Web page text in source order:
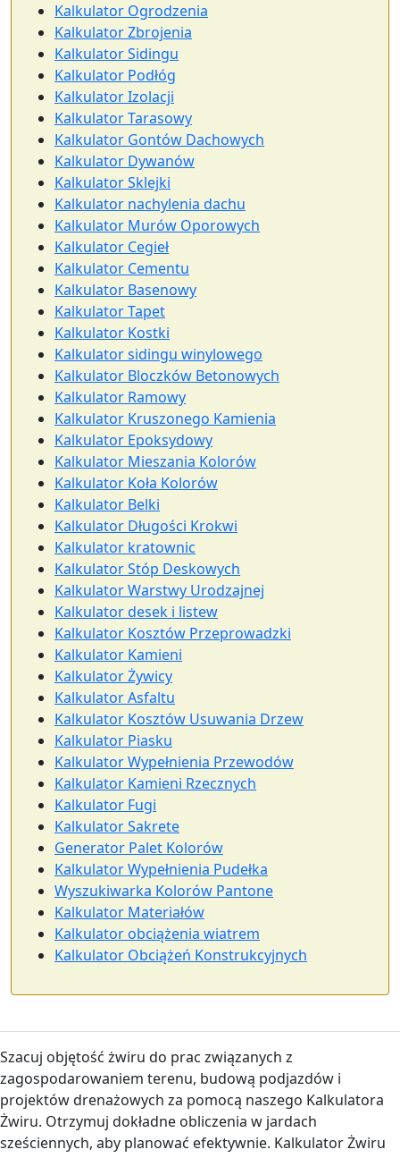
Kalkulator Ogrodzenia
Kalkulator Zbrojenia
Kalkulator Sidingu
Kalkulator Podłóg
Kalkulator Izolacji
Kalkulator Tarasowy
Kalkulator Gontów Dachowych
Kalkulator Dywanów
Kalkulator Sklejki
Kalkulator nachylenia dachu
Kalkulator Murów Oporowych
Kalkulator Cegieł
Kalkulator Cementu
Kalkulator Basenowy
Kalkulator Tapet
Kalkulator Kostki
Kalkulator sidingu winylowego
Kalkulator Bloczków Betonowych
Kalkulator Ramowy
Kalkulator Kruszonego Kamienia
Kalkulator Epoksydowy
Kalkulator Mieszania Kolorów
Kalkulator Koła Kolorów
Kalkulator Belki
Kalkulator Długości Krokwi
Kalkulator kratownic
Kalkulator Stóp Deskowych
Kalkulator Warstwy Urodzajnej
Kalkulator desek i listew
Kalkulator Kosztów Przeprowadzki
Kalkulator Kamieni
Kalkulator Żywicy
Kalkulator Asfaltu
Kalkulator Kosztów Usuwania Drzew
Kalkulator Piasku
Kalkulator Wypełnienia Przewodów
Kalkulator Kamieni Rzecznych
Kalkulator Fugi
Kalkulator Sakrete
Generator Palet Kolorów
Kalkulator Wypełnienia Pudełka
Wyszukiwarka Kolorów Pantone
Kalkulator Materiałów
Kalkulator obciążenia wiatrem
Kalkulator Obciążeń Konstrukcyjnych
Szacuj objętość żwiru do prac związanych z
zagospodarowaniem terenu, budową podjazdów i
projektów drenażowych za pomocą naszego Kalkulatora
Żwiru. Otrzymuj dokładne obliczenia w jardach
sześciennych, aby planować efektywnie. Kalkulator Żwiru